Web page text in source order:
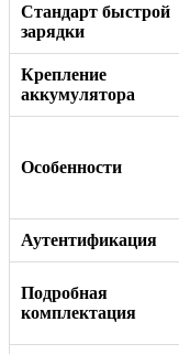
Стандарт быстрой
зарядки
Крепление
аккумулятора
Особенности
Аутентификация
Подробная
комплектация